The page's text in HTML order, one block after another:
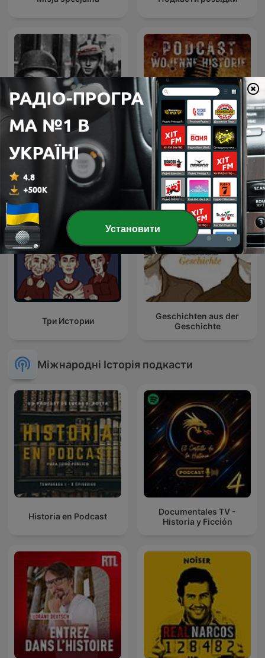
Zakazane Historie Podcast Wojenne Historie
Три Истории
Geschichten aus der
Geschichte
Міжнародні Історія подкасти
Historia en Podcast
Documentales TV -
Historia y Ficción
Установити